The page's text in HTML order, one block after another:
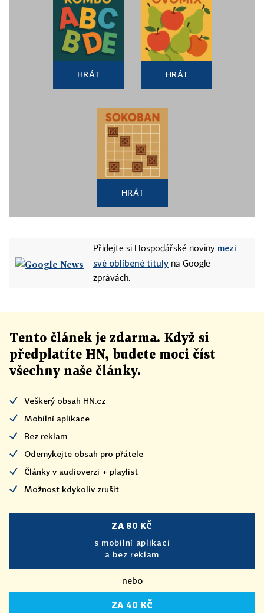
HRÁT HRÁT
HRÁT
Přidejte si Hospodářské noviny mezi
své oblíbené tituly na Google
zprávách.
Tento článek je zdarma. Když si
předplatíte HN, budete moci číst
všechny naše články.
Veškerý obsah HN.cz
Mobilní aplikace
Bez reklam
Odemykejte obsah pro přátele
Články v audioverzi + playlist
Možnost kdykoliv zrušit
ZA 80 KČ
s mobilní aplikací
a bez reklam
nebo
ZA 40 KČ